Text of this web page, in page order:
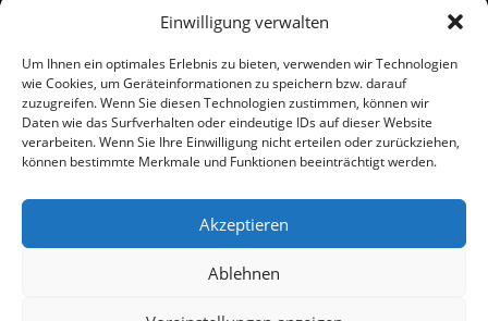
Einwilligung verwalten
Um Ihnen ein optimales Erlebnis zu bieten, verwenden wir Technologien
wie Cookies, um Geräteinformationen zu speichern bzw. darauf
zuzugreifen. Wenn Sie diesen Technologien zustimmen, können wir
Daten wie das Surfverhalten oder eindeutige IDs auf dieser Website
verarbeiten. Wenn Sie Ihre Einwilligung nicht erteilen oder zurückziehen,
können bestimmte Merkmale und Funktionen beeinträchtigt werden.
Akzeptieren
Ablehnen
Versand
Zahlung
Baumann Modellspielwaren
Telefon (0 91 61) 33 84